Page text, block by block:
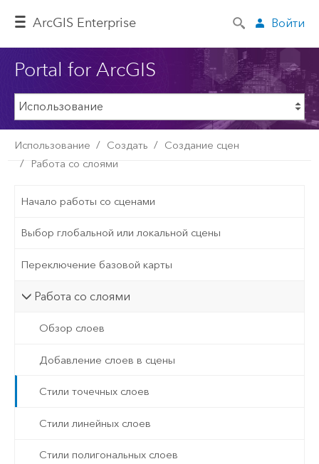
ArcGIS Enterprise Войти
Portal for ArcGIS
Использование Создать
Создание сцен
Работа со слоями
Начало работы со сценами
Выбор глобальной или локальной сцены
Переключение базовой карты
Работа со слоями
Обзор слоев
Добавление слоев в сцены
Стили точечных слоев
Стили линейных слоев
Стили полигональных слоев